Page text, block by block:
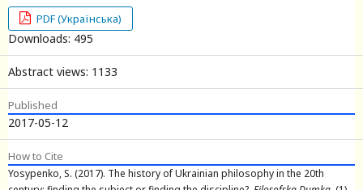
PDF (Українська)
Downloads: 495
Abstract views: 1133
Published
2017-05-12
How to Cite
Yosypenko, S. (2017). The history of Ukrainian philosophy in the 20th